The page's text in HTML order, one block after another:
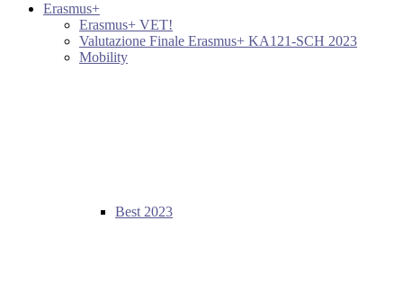
Erasmus+
Erasmus+ VET!
Valutazione Finale Erasmus+ KA121-SCH 2023
Mobility
Best 2023